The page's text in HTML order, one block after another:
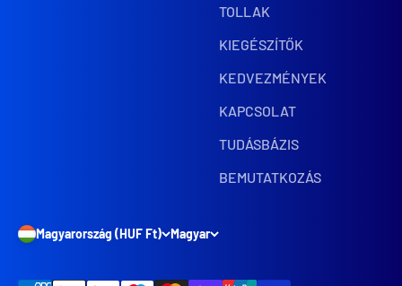
TOLLAK
KIEGÉSZÍTŐK
KEDVEZMÉNYEK
KAPCSOLAT
TUDÁSBÁZIS
BEMUTATKOZÁS
Magyarország (HUF Ft) Magyar